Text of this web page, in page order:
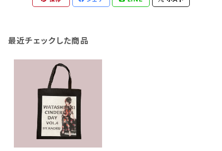
最近チェックした商品